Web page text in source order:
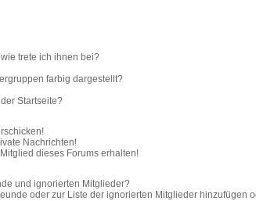
trete ich ihnen bei?
farbig dargestellt?
Startseite?
Nachrichten!
dieses Forums erhalten!
und ignorierten Mitglieder?
oder zur Liste der ignorierten Mitglieder hinzufügen